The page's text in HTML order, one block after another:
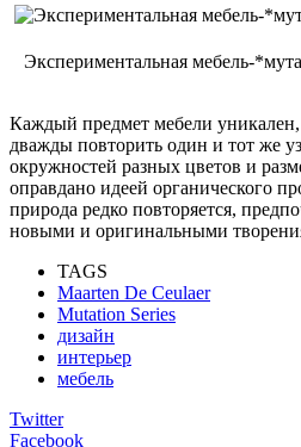
Экспериментальная мебель-
Каждый предмет мебели
дважды повторить один и тот же
окружностей разных цветов и
оправдано идеей органического
природа редко повторяется,
новыми и оригинальными
TAGS
Maarten De Ceulaer
Mutation Series
дизайн
интерьер
мебель
Twitter
Facebook